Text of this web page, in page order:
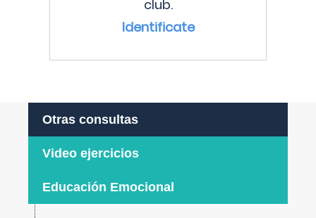
club.
Identificate
Otras consultas
Video ejercicios
Educación Emocional